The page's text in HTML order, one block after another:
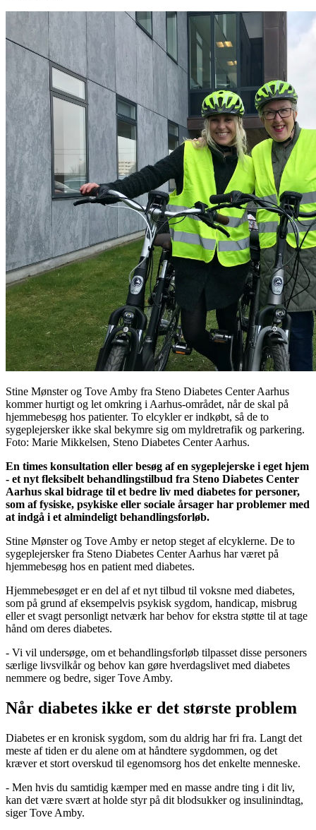
Stine Mønster og Tove Amby fra Steno Diabetes Center Aarhus
kommer hurtigt og let omkring i Aarhus-området, når de skal på
hjemmebesøg hos patienter. To elcykler er indkøbt, så de to
sygeplejersker ikke skal bekymre sig om myldretrafik og parkering.
Foto: Marie Mikkelsen, Steno Diabetes Center Aarhus.
En times konsultation eller besøg af en sygeplejerske i eget hjem
- et nyt fleksibelt behandlingstilbud fra Steno Diabetes Center
Aarhus skal bidrage til et bedre liv med diabetes for personer,
som af fysiske, psykiske eller sociale årsager har problemer med
at indgå i et almindeligt behandlingsforløb.
Stine Mønster og Tove Amby er netop steget af elcyklerne. De to
sygeplejersker fra Steno Diabetes Center Aarhus har været på
hjemmebesøg hos en patient med diabetes.
Hjemmebesøget er en del af et nyt tilbud til voksne med diabetes,
som på grund af eksempelvis psykisk sygdom, handicap, misbrug
eller et svagt personligt netværk har behov for ekstra støtte til at tage
hånd om deres diabetes.
- Vi vil undersøge, om et behandlingsforløb tilpasset disse personers
særlige livsvilkår og behov kan gøre hverdagslivet med diabetes
nemmere og bedre, siger Tove Amby.
Når diabetes ikke er det største problem
Diabetes er en kronisk sygdom, som du aldrig har fri fra. Langt det
meste af tiden er du alene om at håndtere sygdommen, og det
kræver et stort overskud til egenomsorg hos det enkelte menneske.
- Men hvis du samtidig kæmper med en masse andre ting i dit liv,
kan det være svært at holde styr på dit blodsukker og insulinindtag,
siger Tove Amby.